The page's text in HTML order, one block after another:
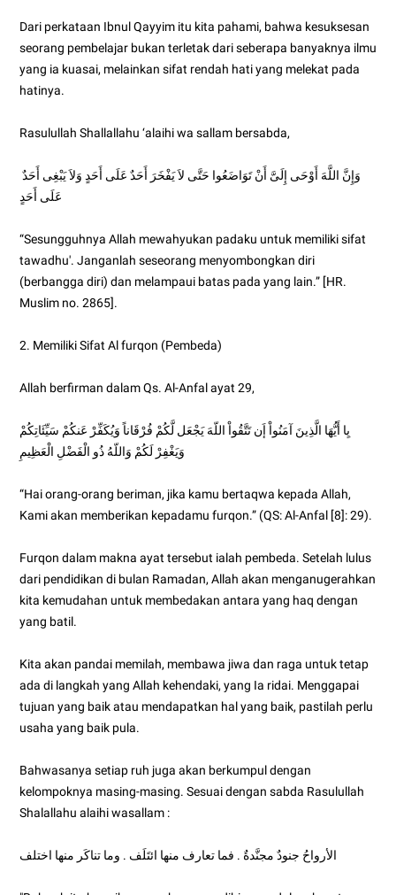
Dari perkataan Ibnul Qayyim itu kita pahami, bahwa kesuksesan
seorang pembelajar bukan terletak dari seberapa banyaknya ilmu
yang ia kuasai, melainkan sifat rendah hati yang melekat pada
hatinya.
Rasulullah Shallallahu ‘alaihi wa sallam bersabda,
عَلَى أَحَدٍ
“Sesungguhnya Allah mewahyukan padaku untuk memiliki sifat
tawadhu'. Janganlah seseorang menyombongkan diri
(berbangga diri) dan melampaui batas pada yang lain.” [HR.
Muslim no. 2865].
2. Memiliki Sifat Al furqon (Pembeda)
Allah berfirman dalam Qs. Al-Anfal ayat 29,
يِا أَيُّهَا الَّذِينَ آمَنُواْ إَن تَتَّقُواْ اللّهَ يَجْعَل لَّكُمْ فُرْقَاناً وَيُكَفِّرْ عَنكُمْ سَيِّئَاتِكُمْ
وَيَغْفِرْ لَكُمْ وَاللّهُ ذُو الْفَضْلِ الْعَظِيمِ
“Hai orang-orang beriman, jika kamu bertaqwa kepada Allah,
Kami akan memberikan kepadamu furqon.” (QS: Al-Anfal [8]: 29).
Furqon dalam makna ayat tersebut ialah pembeda. Setelah lulus
dari pendidikan di bulan Ramadan, Allah akan menganugerahkan
kita kemudahan untuk membedakan antara yang haq dengan
yang batil.
Kita akan pandai memilah, membawa jiwa dan raga untuk tetap
ada di langkah yang Allah kehendaki, yang Ia ridai. Menggapai
tujuan yang baik atau mendapatkan hal yang baik, pastilah perlu
usaha yang baik pula.
Bahwasanya setiap ruh juga akan berkumpul dengan
kelompoknya masing-masing. Sesuai dengan sabda Rasulullah
Shalallahu alaihi wasallam :
الأرواحُ جنودٌ مجنَّدةٌ . فما تعارف منها ائتَلَف . وما تناكَر منها اختلف